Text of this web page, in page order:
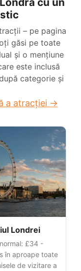
– pe pagina
găsi pe toate
și o mențiune
este inclusă
categorie și
a atracției →
Londrei
£34 -
în aproape toate
de vizitare a